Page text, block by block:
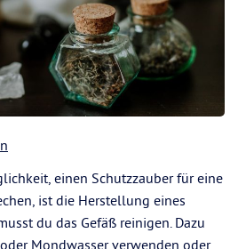
einen Schutzzauber für eine
ist die Herstellung eines
du das Gefäß reinigen. Dazu
Mondwasser verwenden oder